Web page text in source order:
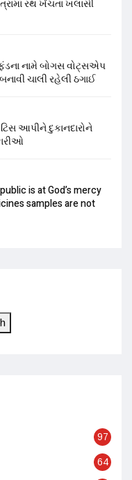
રથ ખેંચતા ખલાસી
નામે બોગસ વોટ્સએપ
ચાલી રહેલી ઠગાઈ
આપીને દુકાનદારોને
is at God’s mercy
samples are not
97
64